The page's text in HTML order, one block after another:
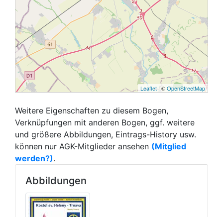
Leaflet | ©OpenStreetMap
Weitere Eigenschaften zu diesem Bogen,
Verknüpfungen mit anderen Bogen, ggf. weitere
und größere Abbildungen, Eintrags-History usw.
können nur AGK-Mitglieder ansehen (Mitglied
werden?).
Abbildungen